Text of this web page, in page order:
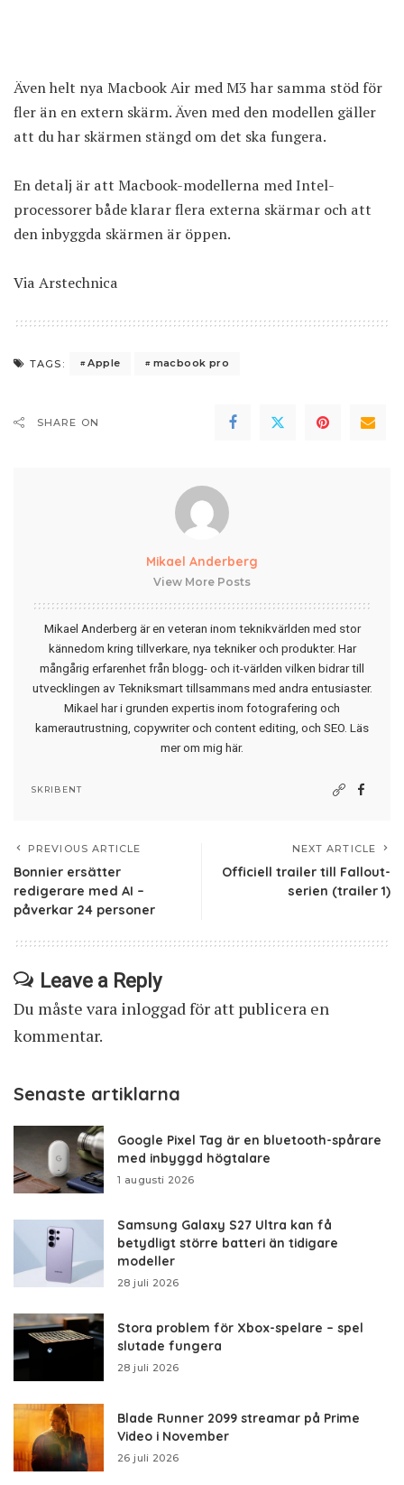
Även helt nya Macbook Air med M3 har samma stöd för
fler än en extern skärm. Även med den modellen gäller
att du har skärmen stängd om det ska fungera.
En detalj är att Macbook-modellerna med Intel-
processorer både klarar flera externa skärmar och att
den inbyggda skärmen är öppen.
Via Arstechnica
TAGS: Apple macbook pro
SHARE ON
Mikael Anderberg
View More Posts
Mikael Anderberg är en veteran inom teknikvärlden med stor
kännedom kring tillverkare, nya tekniker och produkter. Har
mångårig erfarenhet från blogg- och it-världen vilken bidrar till
utvecklingen av Tekniksmart tillsammans med andra entusiaster.
Mikael har i grunden expertis inom fotografering och
kamerautrustning, copywriter och content editing, och SEO. Läs
mer om mig här.
SKRIBENT
PREVIOUS ARTICLE
Bonnier ersätter
redigerare med AI –
påverkar 24 personer
NEXT ARTICLE
Officiell trailer till Fallout-
serien (trailer 1)
Leave a Reply
Du måste vara inloggad för att publicera en
kommentar.
Senaste artiklarna
Google Pixel Tag är en bluetooth-spårare
med inbyggd högtalare
1 augusti 2026
Samsung Galaxy S27 Ultra kan få
betydligt större batteri än tidigare
modeller
28 juli 2026
Stora problem för Xbox-spelare – spel
slutade fungera
28 juli 2026
Blade Runner 2099 streamar på Prime
Video i November
26 juli 2026